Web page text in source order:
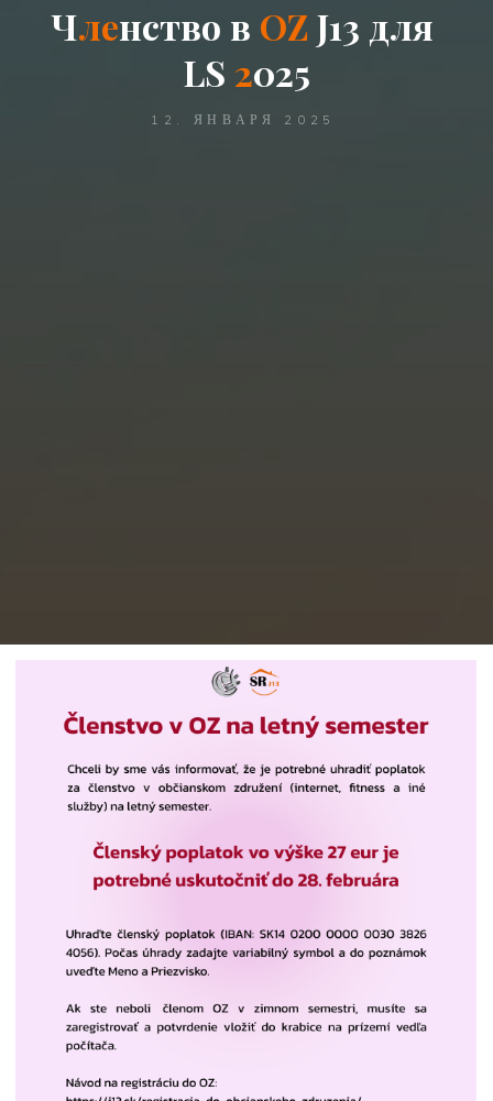
Членство в OZ J13 для
LS 2025
12. ЯНВАРЯ 2025